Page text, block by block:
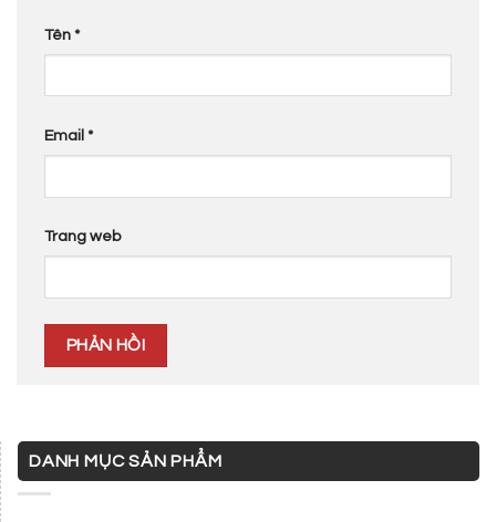
Tên *
Email *
Trang web
DANH MỤC SẢN PHẨM